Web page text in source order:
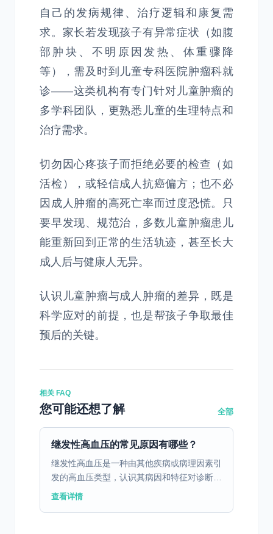
自己的发病规律、治疗逻辑和康复需
求。家长若发现孩子有异常症状（如腹
部肿块、不明原因发热、体重骤降
等），需及时到儿童专科医院肿瘤科就
诊——这类机构有专门针对儿童肿瘤的
多学科团队，更熟悉儿童的生理特点和
治疗需求。
切勿因心疼孩子而拒绝必要的检查（如
活检），或轻信成人抗癌偏方；也不必
因成人肿瘤的高死亡率而过度恐慌。只
要早发现、规范治，多数儿童肿瘤患儿
能重新回到正常的生活轨迹，甚至长大
成人后与健康人无异。
认识儿童肿瘤与成人肿瘤的差异，既是
科学应对的前提，也是帮孩子争取最佳
预后的关键。
相关 FAQ
您可能还想了解 全部
继发性高血压的常见原因有哪些？
继发性高血压是一种由其他疾病或病理因素引
发的高血压类型，认识其病因和特征对诊断和
治疗至关重要。 一、继发性高血压的定义与
查看详情